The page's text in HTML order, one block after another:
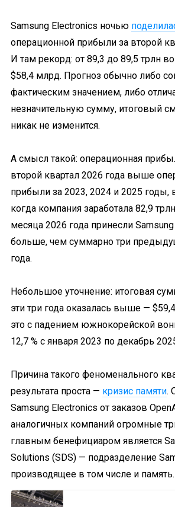
Samsung Electronics ночью
операционной прибыли за второй
И там рекорд: от 89,3 до 89,5 трлн
$58,4 млрд. Прогноз обычно либо
фактическим значением, либо
незначительную сумму, итоговый
никак не изменится.
А смысл такой: операционная
второй квартал 2026 года выше
прибыли за 2023, 2024 и 2025 годы,
когда компания заработала 82,9
месяца 2026 года принесли
больше, чем суммарно три
года.
Небольшое уточнение: итоговая
эти три года оказалась выше —
это с падением южнокорейской
12,7 % с января 2023 по декабрь
Причина такого феноменального
результата проста — кризис памяти.
Samsung Electronics от заказов
аналогичных компаний огромные
главным бенефициаром является
Solutions (SDS) — подразделение
производящее в том числе и память.